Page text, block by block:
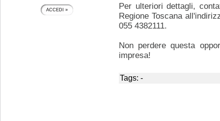
Per ulteriori dettagli,
Regione Toscana
055 4382111.
Non perdere questa
impresa!
Tags: -